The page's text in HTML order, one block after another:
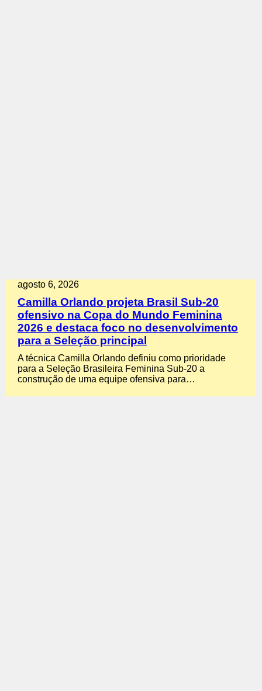
agosto 6, 2026
Camilla Orlando projeta Brasil Sub-20
ofensivo na Copa do Mundo Feminina
2026 e destaca foco no desenvolvimento
para a Seleção principal
A técnica Camilla Orlando definiu como prioridade
para a Seleção Brasileira Feminina Sub-20 a
construção de uma equipe ofensiva para…